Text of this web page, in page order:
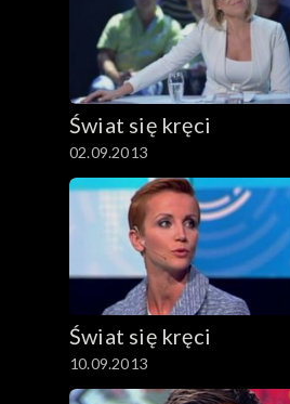
Świat się kręci
02.09.2013
Świat się kręci
10.09.2013